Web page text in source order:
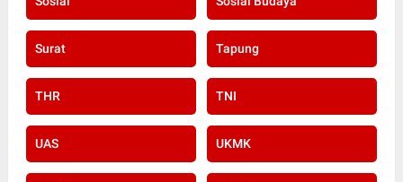
Surat Tapung
THR TNI
UAS UKMK